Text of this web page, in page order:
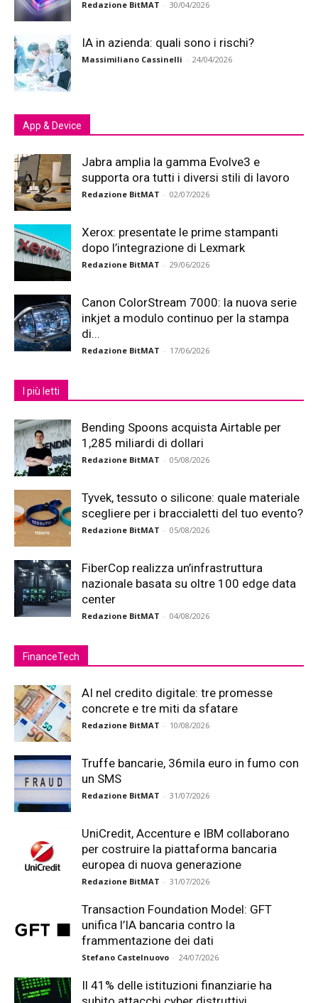
Redazione BitMAT - 30/04/2026
IA in azienda: quali sono i rischi?
Massimiliano Cassinelli - 24/04/2026
App & Device
Jabra amplia la gamma Evolve3 e
supporta ora tutti i diversi stili di lavoro
Redazione BitMAT - 02/07/2026
Xerox: presentate le prime stampanti
dopo l’integrazione di Lexmark
Redazione BitMAT - 29/06/2026
Canon ColorStream 7000: la nuova serie
inkjet a modulo continuo per la stampa
di...
Redazione BitMAT - 17/06/2026
I più letti
Bending Spoons acquista Airtable per
1,285 miliardi di dollari
Redazione BitMAT - 05/08/2026
Tyvek, tessuto o silicone: quale materiale
scegliere per i braccialetti del tuo evento?
Redazione BitMAT - 05/08/2026
FiberCop realizza un’infrastruttura
nazionale basata su oltre 100 edge data
center
Redazione BitMAT - 04/08/2026
FinanceTech
AI nel credito digitale: tre promesse
concrete e tre miti da sfatare
Redazione BitMAT - 10/08/2026
Truffe bancarie, 36mila euro in fumo con
un SMS
Redazione BitMAT - 31/07/2026
UniCredit, Accenture e IBM collaborano
per costruire la piattaforma bancaria
europea di nuova generazione
Redazione BitMAT - 31/07/2026
Transaction Foundation Model: GFT
unifica l’IA bancaria contro la
frammentazione dei dati
Stefano Castelnuovo - 24/07/2026
Il 41% delle istituzioni finanziarie ha